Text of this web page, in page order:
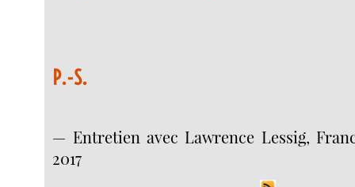
P.-S.
— Entretien avec Lawrence Lessig,
2017